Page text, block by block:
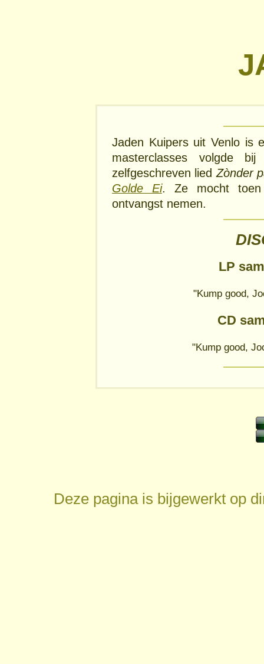
Jaden Kuipers uit Venlo is
masterclasses volgde
zelfgeschreven lied Zònder
Golde Ei. Ze mocht
ontvangst nemen.
LP
"Kump good,
CD
"Kump good,
Deze pagina is bijgewerkt op